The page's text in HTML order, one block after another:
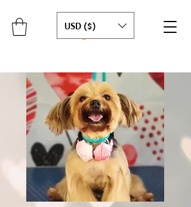
USD ($)